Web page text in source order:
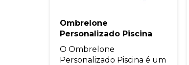
Ombrelone
Personalizado Piscina
O Ombrelone
Personalizado Piscina é um